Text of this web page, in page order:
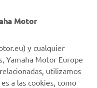
Motor
y cualquier
Yamaha Motor Europe
utilizamos
a las cookies, como